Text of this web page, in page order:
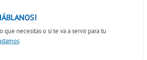
que necesitas o si te va a servir para tu